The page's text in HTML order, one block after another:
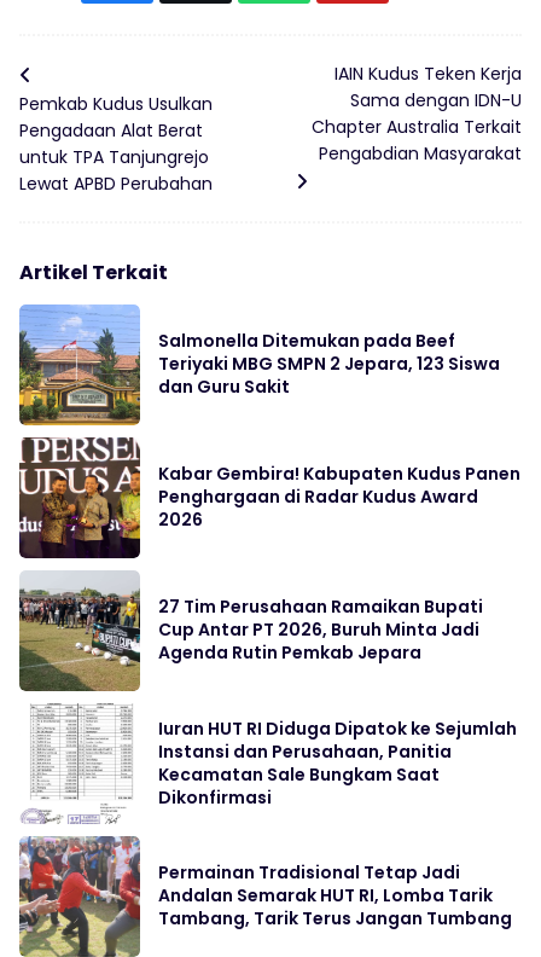
Pemkab Kudus Usulkan
Pengadaan Alat Berat
untuk TPA Tanjungrejo
Lewat APBD Perubahan
IAIN Kudus Teken Kerja
Sama dengan IDN-U
Chapter Australia Terkait
Pengabdian Masyarakat
Artikel Terkait
Salmonella Ditemukan pada Beef
Teriyaki MBG SMPN 2 Jepara, 123 Siswa
dan Guru Sakit
Kabar Gembira! Kabupaten Kudus Panen
Penghargaan di Radar Kudus Award
2026
27 Tim Perusahaan Ramaikan Bupati
Cup Antar PT 2026, Buruh Minta Jadi
Agenda Rutin Pemkab Jepara
Iuran HUT RI Diduga Dipatok ke Sejumlah
Instansi dan Perusahaan, Panitia
Kecamatan Sale Bungkam Saat
Dikonfirmasi
Permainan Tradisional Tetap Jadi
Andalan Semarak HUT RI, Lomba Tarik
Tambang, Tarik Terus Jangan Tumbang